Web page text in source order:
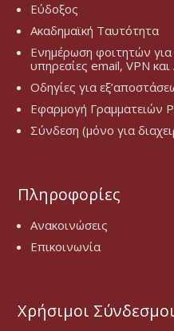
Εύδοξος
Ακαδημαϊκή Ταυτότητα
Ενημέρωση φοιτητών
υπηρεσίες email, VPN
Οδηγίες για
Εφαρμογή Γραμματειών
Σύνδεση (μόνο για
Πληροφορίες
Ανακοινώσεις
Επικοινωνία
Χρήσιμοι Σύνδεσμοι